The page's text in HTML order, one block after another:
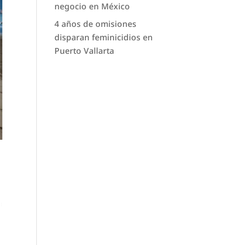
negocio en México
4 años de omisiones
disparan feminicidios en
Puerto Vallarta